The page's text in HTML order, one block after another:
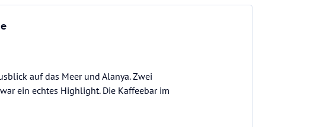
auf das Meer und Alanya. Zwei
ein echtes Highlight. Die Kaffeebar im